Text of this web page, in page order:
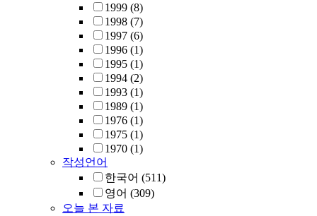
1999 (8)
1998 (7)
1997 (6)
1996 (1)
1995 (1)
1994 (2)
1993 (1)
1989 (1)
1976 (1)
1975 (1)
1970 (1)
작성언어
한국어 (511)
영어 (309)
오늘 본 자료